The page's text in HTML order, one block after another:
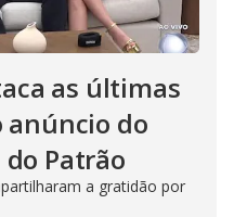
as últimas
anúncio do
Patrão
a gratidão por